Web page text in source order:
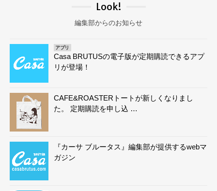
Look!
編集部からのお知らせ
アプリ
Casa BRUTUSの電子版が定期購読できるアプ
リが登場！
CAFE&ROASTERトートが新しくなりまし
た。 定期購読を申し込 …
『カーサ ブルータス』編集部が提供するwebマ
ガジン